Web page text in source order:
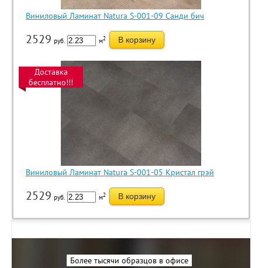
Виниловый Ламинат Natura S-001-09 Санди бич
2529 руб. м2 В корзину
Доставка
бесплатно!!!
Виниловый Ламинат Natura S-001-05 Кристал грэй
2529 руб. м2 В корзину
Более тысячи образцов в офисе